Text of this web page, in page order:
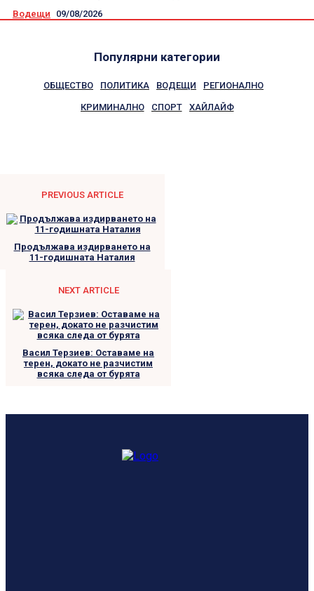
Водещи 09/08/2026
Популярни категории
ОБЩЕСТВО ПОЛИТИКА ВОДЕЩИ РЕГИОНАЛНО
КРИМИНАЛНО СПОРТ ХАЙЛАЙФ
PREVIOUS ARTICLE
Продължава издирването на
11-годишната Наталия
NEXT ARTICLE
Васил Терзиев: Оставаме на
терен, докато не разчистим
всяка следа от бурята